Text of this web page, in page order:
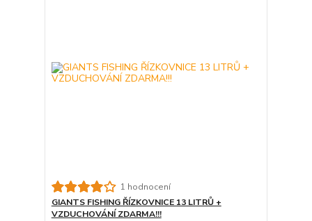
1 hodnocení
GIANTS FISHING ŘÍZKOVNICE 13 LITRŮ +
VZDUCHOVÁNÍ ZDARMA!!!